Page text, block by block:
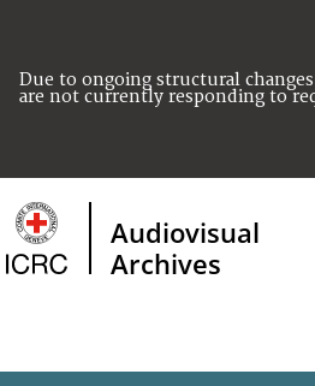
Due to ongoing structural
are not currently responding to
Audiovisual
Archives